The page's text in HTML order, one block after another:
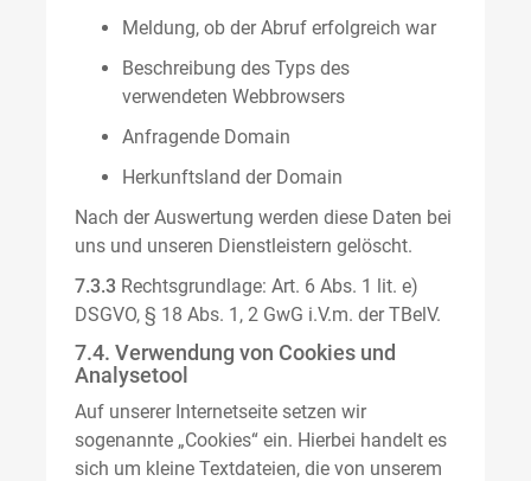
Meldung, ob der Abruf erfolgreich war
Beschreibung des Typs des
verwendeten Webbrowsers
Anfragende Domain
Herkunftsland der Domain
Nach der Auswertung werden diese Daten bei
uns und unseren Dienstleistern gelöscht.
7.3.3 Rechtsgrundlage: Art. 6 Abs. 1 lit. e)
DSGVO, § 18 Abs. 1, 2 GwG i.V.m. der TBelV.
7.4. Verwendung von Cookies und
Analysetool
Auf unserer Internetseite setzen wir
sogenannte „Cookies“ ein. Hierbei handelt es
sich um kleine Textdateien, die von unserem